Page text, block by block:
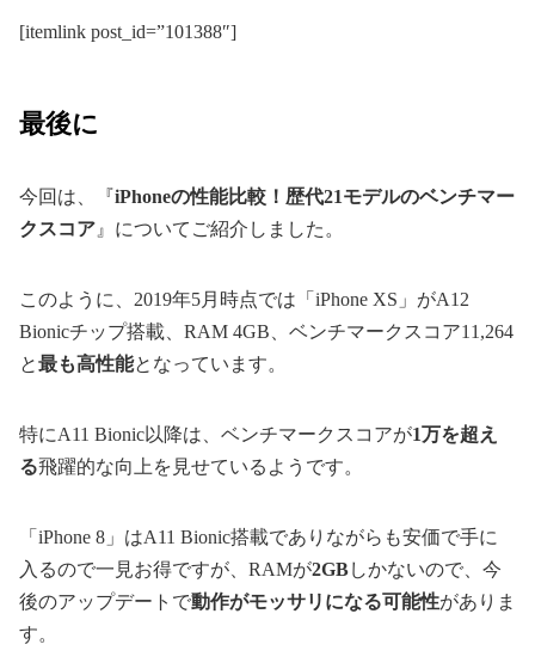
[itemlink post_id=”101388″]
最後に
今回は、『iPhoneの性能比較！歴代21モデルのベンチマー
クスコア 』についてご紹介しました。
このように、2019年5月時点では「iPhone XS」がA12
Bionicチップ搭載、RAM 4GB、ベンチマークスコア11,264
と最も高性能となっています。
特にA11 Bionic以降は、ベンチマークスコアが1万を超え
る飛躍的な向上を見せているようです。
「iPhone 8」はA11 Bionic搭載でありながらも安価で手に
入るので一見お得ですが、RAMが2GBしかないので、今
後のアップデートで動作がモッサリになる可能性がありま
す。